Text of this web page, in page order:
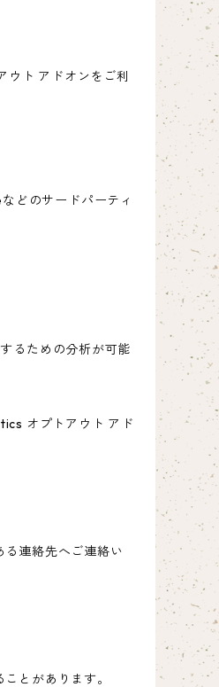
ト アドオンをご利
どのサードパーティ
るための分析が可能
オプトアウト アド
連絡先へご連絡い
とがあります。